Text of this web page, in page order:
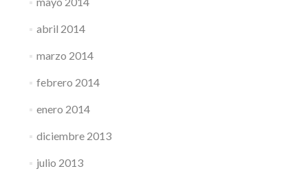
abril 2014
marzo 2014
febrero 2014
enero 2014
diciembre 2013
julio 2013